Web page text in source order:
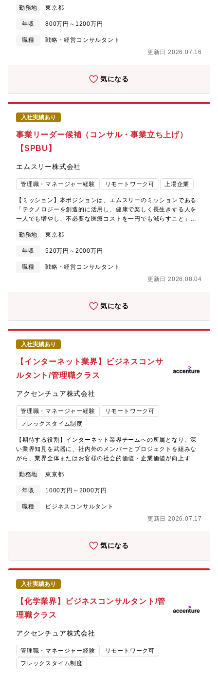
行っております。今後もより良い労働環境や成長環境の整備をグ
製造に関する分野を管轄する部署。（生産管理や製造、生産技術
などを幅広く担当しています。）■SCM本部：物流に関する業務
やEC運営等幅広い分野を管轄する部署。■経営企画室：経営企画
業務やM&A等、経営に関する幅広い業務を管轄する部署。※上記
徴】～「大切なひとに、飲ませたいものだけを」をスローガン
ペットボトル飲料メーカーです。イオンや西友など大手スーパー
マーケットのプライベートブランドを担当しており、独自のビジ
ネスモデルで高品質、低価格を実現し、ミネラルウォーターの製
造では業界トップシェアを誇ります。業績も好調で22年12月には
東証スタンダード市場へ上場、23年6月には東証プライム市場に区
分変更、2024年春には新工場が竣工するなど高い成長を維持して
おります。創業70年以上が経過し、積み重ねてきた確かな実績や
ノウハウがある一方、過去に執着しない自由な社内風土がありま
す。縦割りの組織運営ではなく、変化へのスピーディーな対応や
供」と増加する需要に応える「Max生産・Max販売」を両立させ
ることが出来ています。【働き方/福利厚生】■中途採用者が9割以
上(年齢や入社年次に関係なく、活躍できるフィールド有)■4年連
14,000円/月、2025年4月には15,000円/月、2026年4月には
15,000円■福利厚生：交替番手当や次世代育成手当など各種手当
の導入、退職金制度（DC）の開始など、働く社員への還元も随時
行っております。今後もより良い労働環境や成長環境の整備をグ
勤務地 東京都
年収 800万円～1200万円
職種
戦略・経営コンサルタント
更新日 2026.07.16
気になる
入社実績あり
事業リーダー候補（コンサル・事業立ち上げ）
【SPBU】
エムスリー株式会社
管理職・マネージャー経験 リモートワーク可 上場企業
【ミッション】本ポジションは、エムスリーのミッションである
「テクノロジーを創造的に活用し、健康で楽しく長生きする人を
一人でも増やし、不必要な医療コストを一円でも減らすこと」を
事業」に配属を想定しています。医師のビックデータ解析と最新
のテクノロジーを活用し「医師一人ひとりの情報ニーズに応える
MR活動のデジタル化」等をはじめ、より質の高い医療活動の実現
と製薬企業の営業マーケティング活動の効率化に貢献する。この
ていくことがメインミッションです。マネジメント視点から、ク
ドしていただきます。大手製薬企業を中心に主にインターネット
を活用したサービスなどを提供します。少なくとも20～30億円以
上の事業責任を負っていただくことを期待しています。【具体的
な業務内容】■製薬企業に対するマーケティング・営業に関する戦
略提案およびPJマネジメント・製薬企業のマーケティング責任者
～CxO等の経営層すべてが顧客・マーケティング最上流から関与
し、年間数千万円～数億円規模の提案を実施・PJの成功に向けて
高速PDCA・売上効果検証など一気通貫で支援■新サービス企画／
新事業企画・既存ソリューションで解決出来ない場合は、メンバ
構築など、事業リードに必要な機会を網羅的に経験可・製薬企業
とのJV設立、新薬の共同開発など他社にはない機会が豊富※入社
後は、希望と適性に応じて事業の一部門からお仕事を始めていた
だきます。現場を経験し同社の根幹事業を理解した後、事業全体
の観点からビジネスをリードする役割を担っていただきます。
【プロジェクト事例】■生活習慣病領域における新薬のマーケティ
ング戦略立案＆実行■医師データを活用したAIターゲティングモデ
ルの構築■製薬企業における営業組織改革支援（CxOとの共同）
題を解決するメイン窓口として、大手製薬企業の本社部門や経営
層に対する接点や提案、社内外の各エキスパートをリードしたプ
ます。自らビジネスの機会を創り出し、企画・提案、社内外の投
資を得て結果を出すという、事業創出に必要な全てのビジネスス
様なキャリア機会を提供しております。■他部署との兼務、異動
（例：人事、新規事業など）■グループ会社に経営メンバーとして
の参画・兼務■海外グループ会社での勤務【配属事業】メディカル
業界向けセールスマーケティング支援事業（海外など他事業兼任
の可能性あり）【現在のメンバー例】■コンサルティングファーム
出身者（マッキンゼー、BCG、PwC、DTC、経営共創基盤など）
■ネット企業出身者（ヤフー、ディー・エヌ・エー、グリーなど）
■金融出身者（ゴールドマンサックス証券、野村証券、大和証券、
SBIホールディングなど）■その他医療機器出身者など
勤務地 東京都
年収 520万円～2000万円
職種
戦略・経営コンサルタント
更新日 2026.08.04
気になる
入社実績あり
【インターネット業界】ビジネスコンサ
ルタント/管理職クラス
アクセンチュア株式会社
管理職・マネージャー経験
リモートワーク可
フレックスタイム制度
【期待する役割】インターネット業界チームへの所属となり、深
い業界知見を武器に、社内外のメンバーとプロジェクトを組みな
がら、業界全体またはお客様の社会的価値・企業価値が向上する
ライアントのビジネス成長やサービス創出に向けて、クライアン
トと共に戦略を考えるだけでなく、業務・ITにおける論点をクリ
アにし、アジャイル的にビジネスサイド、テクノロジーサイド、
UXやUI等のデザインサイドと連携してサービス立ち上げを推進し
ーサーとして、立ち上げチームの一員として活躍してもらいま
よる小売企業買収に伴うITカーブアウトプロジェクト・アパレル
業界におけるOMOプラットフォーム構築・プラットフォーマーに
対するデータドリブンコンサルティング■Payment Fintech・非金
融事業者に対するBaaS（Bank as a Service）導入支援・QRコー
ド決済事業者におけるデータドリブンマーケティング支援■AD
Marketing・データドリブンでの広告営業効率化支援・ポータルサ
イトの魅力/広告売上UPのためのUX/コンテンツ高度化支援・クー
ポンプラットフォーム構想に基づくOMOサービス設計、プロダク
ト開発マネジメント支援・ブランド広告主向けマーケティング商
ターネット・プラットフォーム企業におけるHRトランスフォーメ
ーション・デジタルネイティブ人材の次世代デジタル・データサ
イエンス教育・バーティカルサービスのUXデザイン・GtM戦略策
定・画期的要素技術のセールス・マーケティング戦略策定・顧客
の消費購買実データに基づくデジタルサービスの加盟店拡大
勤務地 東京都
年収 1000万円～2000万円
職種
ビジネスコンサルタント
更新日 2026.07.17
気になる
入社実績あり
【化学業界】ビジネスコンサルタント/管
理職クラス
アクセンチュア株式会社
管理職・マネージャー経験
リモートワーク可
フレックスタイム制度